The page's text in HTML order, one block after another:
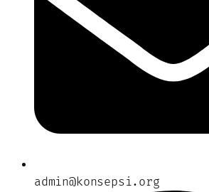
admin@konsepsi.org